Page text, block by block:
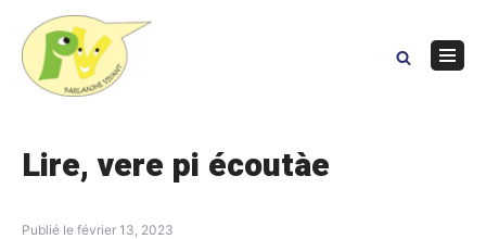
content
Lire, vere pi écoutàe
Publié le février 13, 2023